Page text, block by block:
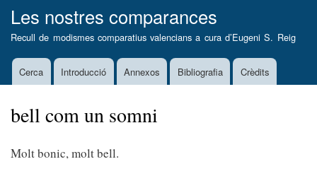
al
contingut
Les nostres comparances
Recull de modismes comparatius valencians a cura d’Eugeni S. Reig
MainCerca Introducció Annexos Bibliografia Crèdits
bell com un somni
Molt bonic, molt bell.